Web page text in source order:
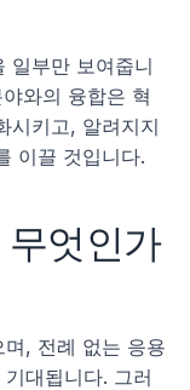
일부만 보여줍니
와의 융합은 혁
시키고, 알려지지
이끌 것입니다.
엇인가
, 전례 없는 응용
대됩니다. 그러